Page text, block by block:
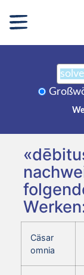
Cäsar
omnia